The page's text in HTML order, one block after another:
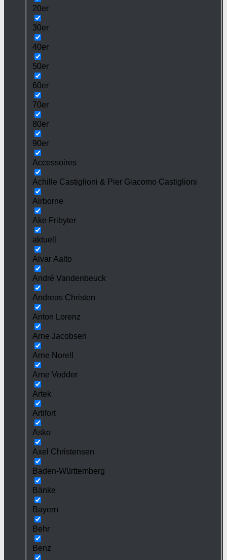
20er
30er
40er
50er
60er
70er
80er
90er
Accessoires
Achille Castiglioni & Pier Giacomo Castiglioni
Airborne
Ake Fribyter
aktuell
Alvar Aalto
André Vandenbeuck
Andreas Christen
Anton Lorenz
Arne Jacobsen
Arne Norell
Arne Vodder
Artek
Artifort
Asko
Axel Christensen
Baden-Württemberg
Bänke
Bayern
Behr
Benz